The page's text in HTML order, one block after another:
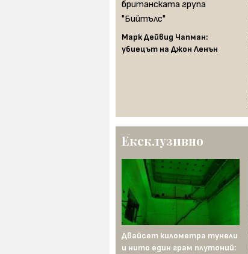
Марк Дейвид Чапман:
убиецът на Джон Ленън
Ексклузивно
Двайсет километра тунели
и нито един грам плутоний: